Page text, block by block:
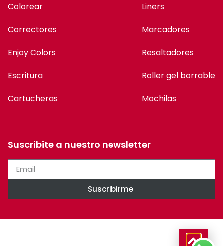
Colorear
Correctores
Enjoy Colors
Escritura
Cartucheras
Liners
Marcadores
Resaltadores
Roller gel borrable
Mochilas
Suscribite a nuestro newsletter
Suscribirme